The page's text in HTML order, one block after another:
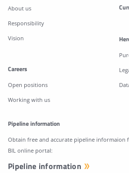
About us
Responsibility
Vision
Careers
Open positions
Working with us
Pipeline information
Obtain free and accurate pipeline
BIL online portal:
Pipeline information